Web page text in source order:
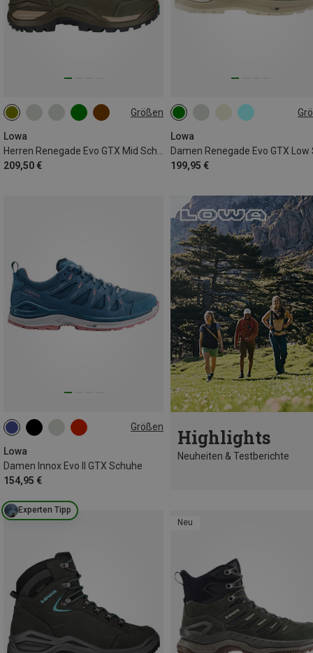
Größen
Lowa
Herren Renegade Evo GTX Mid Schuhe
209,50 €
Lowa
199,95 €
Größen
Lowa
Damen Innox Evo II GTX Schuhe
154,95 €
Highlights
Neuheiten & Testberichte
Experten Tipp
Neu